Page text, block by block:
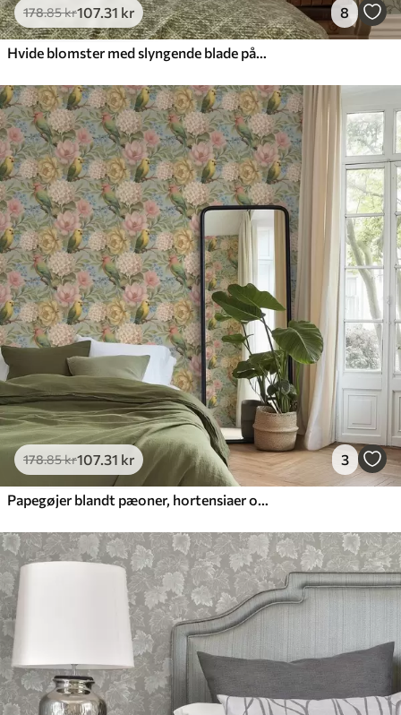
178.85kr107.31 kr 8
Hvide blomster med slyngende blade på lys baggrund
178.85kr107.31 kr 3
Papegøjer blandt pæoner, hortensiaer og magnolier